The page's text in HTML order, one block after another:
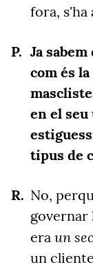
fora, s'ha
Ja
com és
en el
tipus de
No,
governar
era un
un